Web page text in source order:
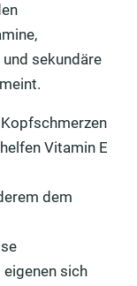
sekundäre
Vitamin E
dem
sich